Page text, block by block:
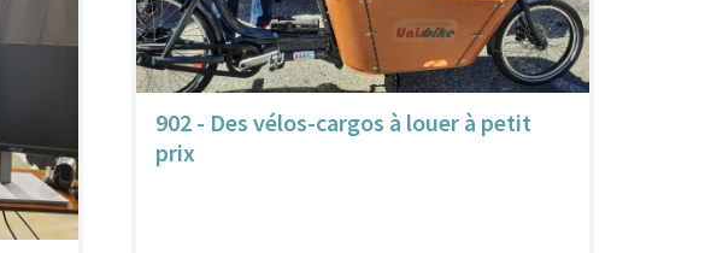
902 - Des vélos-cargos à louer à petit
prix